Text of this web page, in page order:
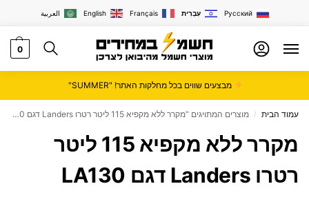
العربية English Français עִבְרִית Русский
0
מבצעים שווים בכל מחלקות האתר! "SUMMER"
עמוד הבית / מוצרים המתויגים “מקרר ‏ללא מקפיא ‏115 ‏ליטר רטרו Landers דגם LA130”
מקרר ‏ללא מקפיא ‏115 ‏ליטר
רטרו Landers דגם LA130